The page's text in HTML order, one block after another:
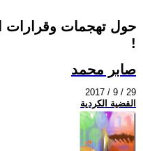
حول تهجمات وقرارات
!
صابر محمد
2017 / 9 / 29
القضية الكردية